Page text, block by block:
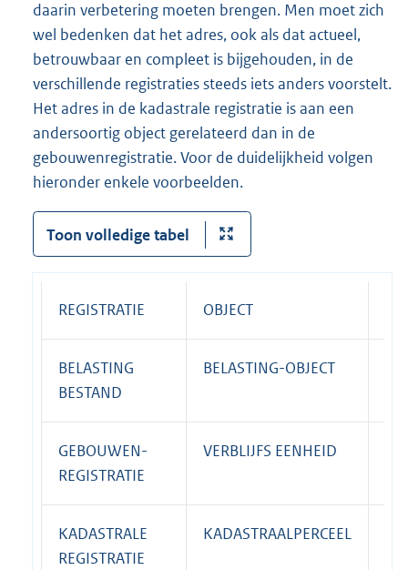
daarin verbetering moeten brengen. Men moet zich
wel bedenken dat het adres, ook als dat actueel,
betrouwbaar en compleet is bijgehouden, in de
verschillende registraties steeds iets anders voorstelt.
Het adres in de kadastrale registratie is aan een
andersoortig object gerelateerd dan in de
gebouwenregistratie. Voor de duidelijkheid volgen
hieronder enkele voorbeelden.
Toon volledige tabel
REGISTRATIE OBJECT
BELASTING
BESTAND
BELASTING-OBJECT
GEBOUWEN-
REGISTRATIE
VERBLIJFS EENHEID
KADASTRALE
REGISTRATIE
KADASTRAALPERCEEL